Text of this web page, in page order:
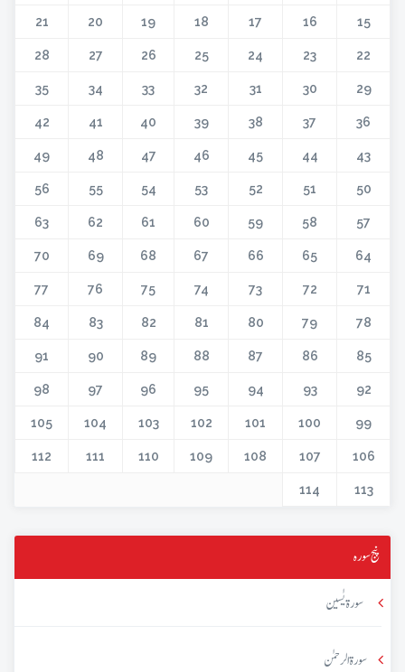
15
16
17
18
19
20
21
22
23
24
25
26
27
28
29
30
31
32
33
34
35
36
37
38
39
40
41
42
43
44
45
46
47
48
49
50
51
52
53
54
55
56
57
58
59
60
61
62
63
64
65
66
67
68
69
70
71
72
73
74
75
76
77
78
79
80
81
82
83
84
85
86
87
88
89
90
91
92
93
94
95
96
97
98
99
100
101
102
103
104
105
106
107
108
109
110
111
112
113
114
پنج سورہ
سورۃ یٰسین
سورۃ الرحمٰن